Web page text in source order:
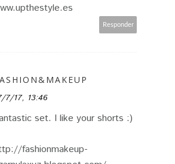
Responder
7/17, 13:46
set. I like your shorts :)
fashionmakeup-